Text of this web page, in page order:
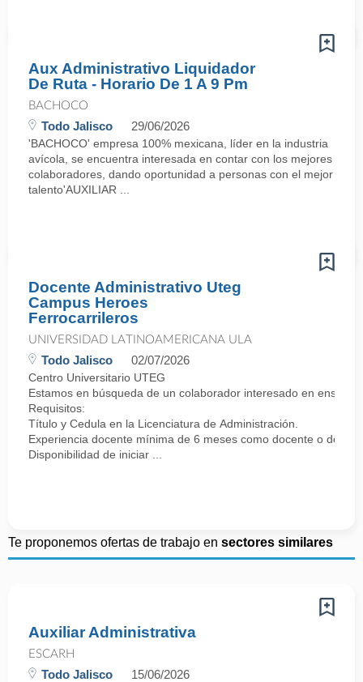
Aux Administrativo Liquidador
De Ruta - Horario De 1 A 9 Pm
BACHOCO
Todo Jalisco 29/06/2026
'BACHOCO' empresa 100% mexicana, líder en la industria
avícola, se encuentra interesada en contar con los mejores
colaboradores, dando oportunidad a personas con el mejor
talento'AUXILIAR ...
Docente Administrativo Uteg
Campus Heroes
Ferrocarrileros
UNIVERSIDAD LATINOAMERICANA ULA
Todo Jalisco 02/07/2026
Centro Universitario UTEG
Estamos en búsqueda de un colaborador interesado en
Requisitos:
Título y Cedula en la Licenciatura de Administración.
Experiencia docente mínima de 6 meses como docente o de lo
Disponibilidad de iniciar ...
Te proponemos ofertas de trabajo en sectores similares
Auxiliar Administrativa
ESCARH
Todo Jalisco 15/06/2026